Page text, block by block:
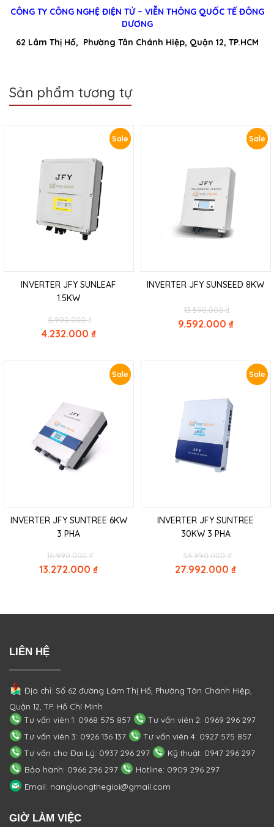
CÔNG TY CÔNG NGHỆ ĐIỆN TỬ – VIỄN THÔNG QUỐC TẾ ĐÔNG
DƯƠNG
62 Lâm Thị Hố, Phường Tân Chánh Hiệp, Quận 12, TP.HCM
Sản phẩm tương tự
Sale
INVERTER JFY SUNLEAF
1.5KW
5.990.000₫Original
price
was:
4.232.000 ₫
4.232.000 ₫.
Sale
INVERTER JFY SUNSEED 8KW
13.590.000₫Original
price
was:
9.592.000 ₫
9.592.000 ₫.
Sale
INVERTER JFY SUNTREE 6KW
3 PHA
16.990.000₫Original
price
was:
13.272.000 ₫
Sale
INVERTER JFY SUNTREE
30KW 3 PHA
38.990.000₫Original
price
was:
27.992.000 ₫
LIÊN HỆ
Địa chỉ: Số 62 đường Lâm Thị Hố, PhườngTân Chánh Hiệp,
Quận 12, TP. Hồ Chí Minh
Tư vấn viên 1: 0968 575 857
Tư vấn viên 2: 0969 296 297
Tư vấn viên 3: 0926 136 137
Tư vấn viên 4: 0927 575 857
Tư vấn cho Đại Lý: 0937 296 297
Kỹ thuật: 0947 296 297
Bảo hành: 0966 296 297
Hotline: 0909 296 297
Email: nangluongthegioi@gmail.com
GIỜ LÀM VIỆC